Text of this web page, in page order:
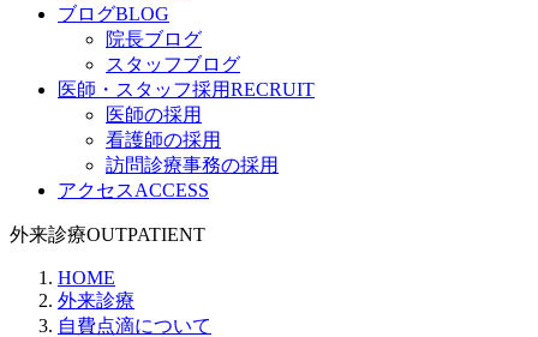
ブログBLOG
院長ブログ
スタッフブログ
医師・スタッフ採用RECRUIT
医師の採用
看護師の採用
訪問診療事務の採用
アクセスACCESS
外来診療OUTPATIENT
HOME
外来診療
自費点滴について